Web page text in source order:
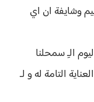
وشايفة ان اي
الـِ سمحلنا
التامة له و لـ